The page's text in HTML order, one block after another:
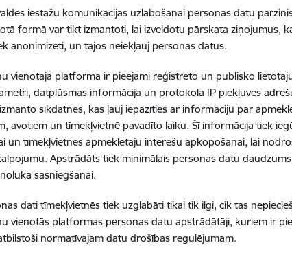
iestāžu komunikācijas uzlabošanai personas datu
formā var tikt izmantoti, lai izveidotu pārskata ziņojumus,
anonimizēti, un tajos neiekļauj personas datus.
vienotajā platformā ir pieejami reģistrēto un publisko
datplūsmas informācija un protokola IP piekļuves
sīkdatnes, kas ļauj iepazīties ar informāciju par
avotiem un tīmekļvietnē pavadīto laiku. Šī informācija tiek
un tīmekļvietnes apmeklētāju interešu apkopošanai, lai
Apstrādāts tiek minimālais personas datu
sasniegšanai.
dati tīmekļvietnēs tiek uzglabāti tikai tik ilgi, cik tas
vienotās platformas personas datu apstrādātāji, kuriem ir
normatīvajam datu drošības regulējumam.